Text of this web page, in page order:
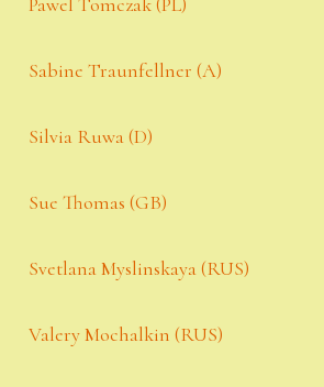
Sabine Traunfellner (A)
Silvia Ruwa (D)
Sue Thomas (GB)
Svetlana Myslinskaya (RUS)
Valery Mochalkin (RUS)